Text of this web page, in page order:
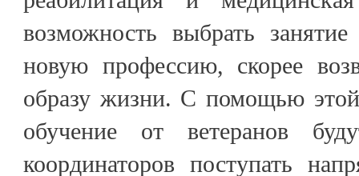
возможность выбрать
новую профессию, скорее
образу жизни. С помощью
обучение от ветеранов
координаторов поступать